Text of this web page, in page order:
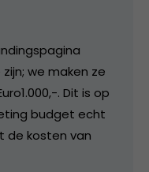
we maken ze
. Dit is op
budget echt
de kosten van